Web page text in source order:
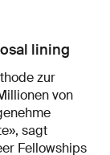
lining
zur
von
sagt
Fellowships